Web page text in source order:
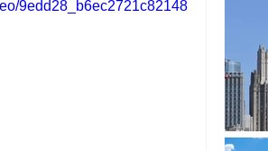
9edd28_b6ec2721c82148